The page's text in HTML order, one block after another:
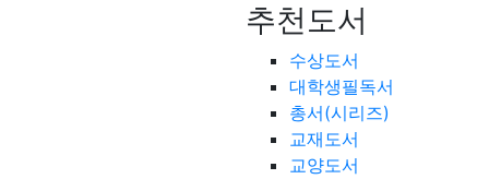
추천도서
수상도서
대학생필독서
총서(시리즈)
교재도서
교양도서